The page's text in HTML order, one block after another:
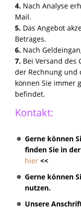
4. Nach Analyse
Mail.
5. Das Angebot
Betrages.
6. Nach
7. Bei Versand des
der Rechnung und
können Sie immer
befindet.
Kontakt:
Gerne können
finden Sie in
hier <<
Gerne können
nutzen.
Unsere